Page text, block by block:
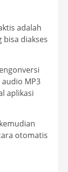
adalah
bisa diakses
MP3
aplikasi
otomatis